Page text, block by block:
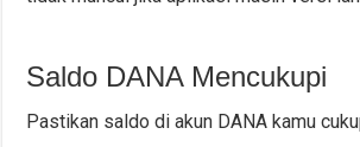
Saldo DANA Mencukupi
Pastikan saldo di akun DANA kamu